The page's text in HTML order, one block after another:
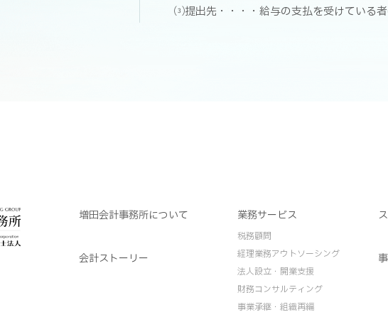
⑶提出先・・・・給与の支払を受けている
増田会計事務所について
会計ストーリー
業務サービス
税務顧問
経理業務アウトソーシング
法人設立・開業支援
財務コンサルティング
事業承継・組織再編